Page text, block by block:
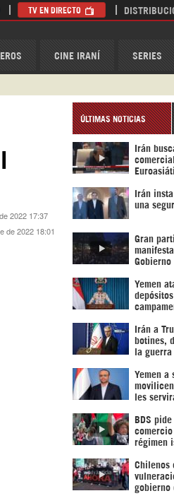
CINE IRANÍ SERIES
TV EN DIRECTO
2022 17:37
de 2022 18:01
ÚLTIMAS NOTICIAS
Irán
Irán
una
Gran
Gobierno
Yemen
Irán a
botines,
la guerra
Yemen a
les
BDS
comercio
régimen
Chilenos
gobierno